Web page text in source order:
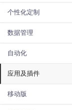
个性化定制
数据管理
自动化
应用及插件
移动版